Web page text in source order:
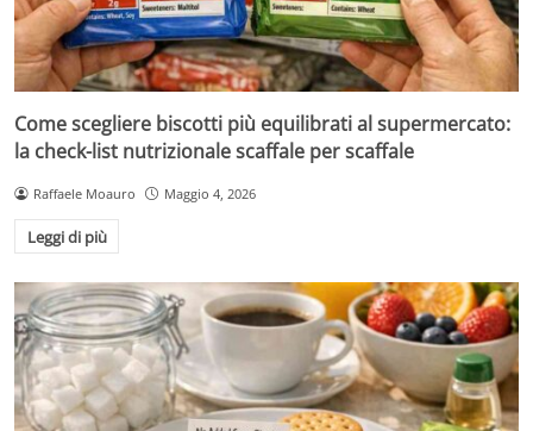
Come scegliere biscotti più equilibrati al supermercato:
la check-list nutrizionale scaffale per scaffale
Raffaele Moauro Maggio 4, 2026
Leggi di più